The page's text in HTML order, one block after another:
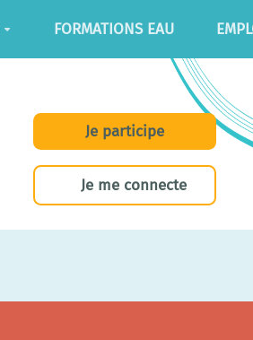
FORMATIONS EAU
Je participe
Je me connecte